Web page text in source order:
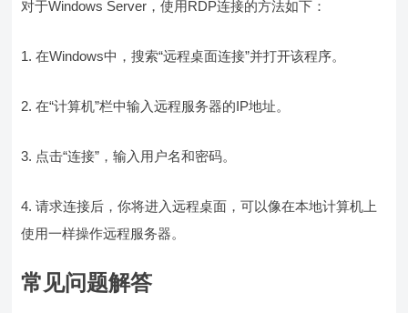
对于Windows Server，使用RDP连接的方法如下：
1. 在Windows中，搜索“远程桌面连接”并打开该程序。
2. 在“计算机”栏中输入远程服务器的IP地址。
3. 点击“连接”，输入用户名和密码。
4. 请求连接后，你将进入远程桌面，可以像在本地计算机上
使用一样操作远程服务器。
常见问题解答